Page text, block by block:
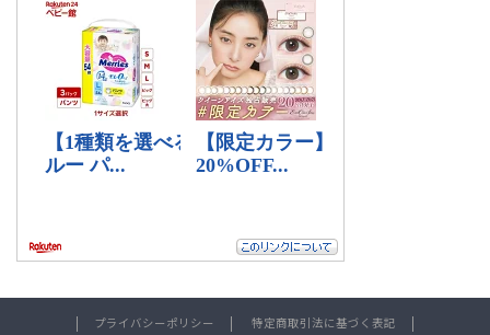
プライバシーポリシー 特定商取引法に基づく表記